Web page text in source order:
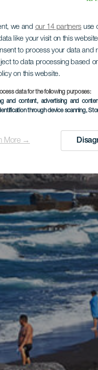
we and our 14 partners use
like your visit on this
to process your data and
to data processing based
on this website.
data for the following purposes:
and content, advertising and
through device scanning,
More →